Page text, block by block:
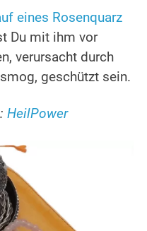
eines Rosenquarz
Du mit ihm vor
verursacht durch
geschützt sein.
HeilPower